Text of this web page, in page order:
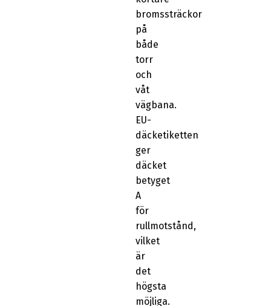
bromssträckor
på
både
torr
och
våt
vägbana.
EU-
däcketiketten
ger
däcket
betyget
A
för
rullmotstånd,
vilket
är
det
högsta
möjliga.